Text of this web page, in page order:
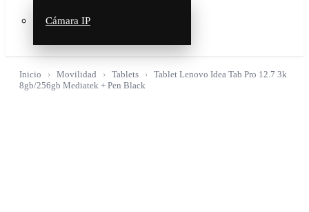
Cámara IP
Inicio Movilidad Tablets
Tablet Lenovo Idea Tab Pro 12.7 3k
8gb/256gb Mediatek + Pen Black